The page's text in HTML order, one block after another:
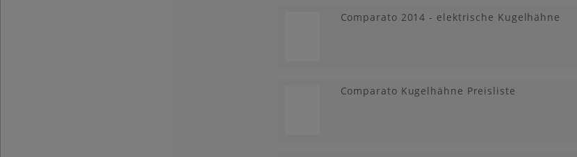
Comparato 2014 - elektrische Kugelhähne
Comparato Kugelhähne Preisliste